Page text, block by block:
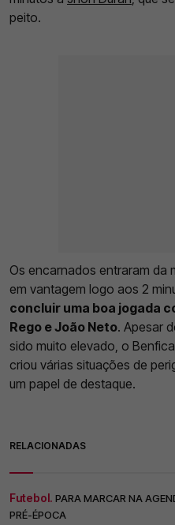
peito.
Os encarnados entraram da
em vantagem logo aos 2
concluir uma boa jogada
Rego e João Neto. Apesar
sido muito elevado, o
criou várias situações de
um papel de destaque.
RELACIONADAS
Futebol. PARA MARCAR NA
PRÉ-ÉPOCA